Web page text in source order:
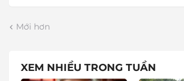
Mới hơn
XEM NHIỀU TRONG TUẦN